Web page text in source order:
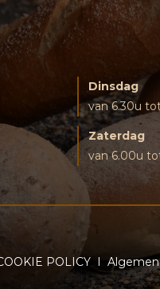
Dinsdag
van 6.30u
Zaterdag
van 6.00u
POLICY I